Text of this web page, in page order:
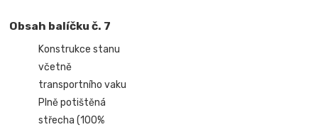
Obsah balíčku č. 7
Konstrukce stanu
včetně
transportního vaku
Plně potištěná
střecha (100%